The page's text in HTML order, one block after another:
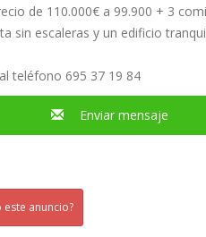
de 110.000€ a 99.900 + 3
sin escaleras y un edificio
teléfono ‪695 37 19 84‬
Enviar mensaje
este anuncio?